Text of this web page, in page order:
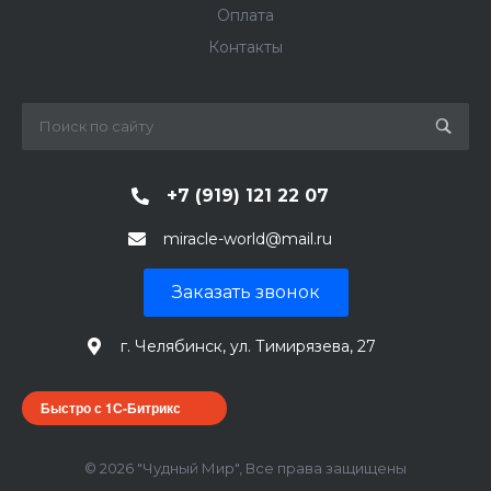
Оплата
Контакты
+7 (919) 121 22 07
miracle-world@mail.ru
Заказать звонок
г. Челябинск, ул. Тимирязева, 27
Быстро с 1С-Битрикс
© 2026 "Чудный Мир", Все права защищены